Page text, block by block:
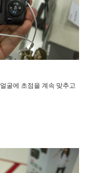
굴에 초점을 계속 맞추고